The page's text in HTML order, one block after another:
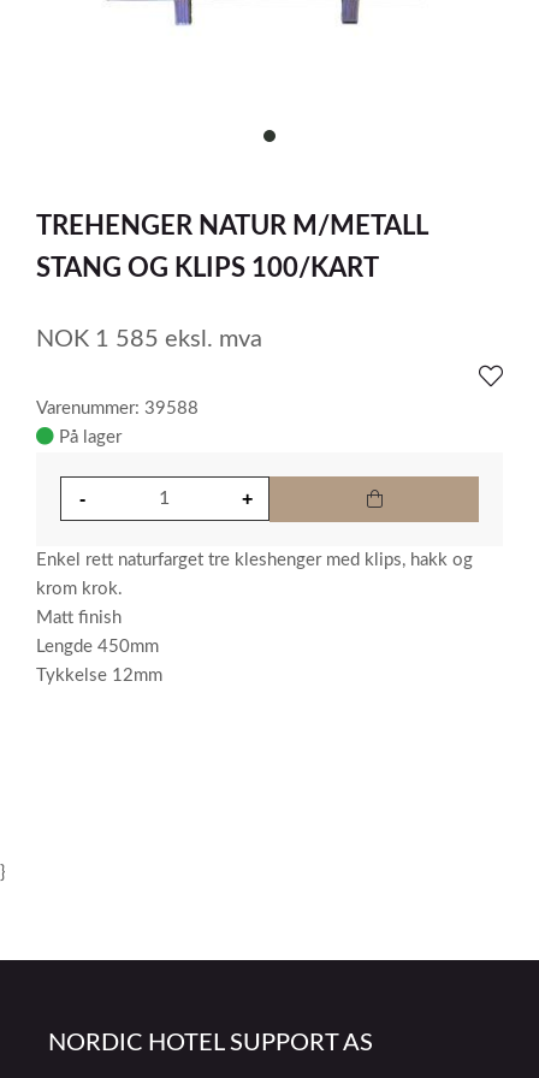
item
1
TREHENGER NATUR M/METALL
STANG OG KLIPS 100/KART
NOK 1 585 eksl. mva
Varenummer: 39588
På lager
Enkel rett naturfarget tre kleshenger med klips, hakk og
krom krok.
Matt finish
Lengde 450mm
Tykkelse 12mm
}
NORDIC HOTEL SUPPORT AS